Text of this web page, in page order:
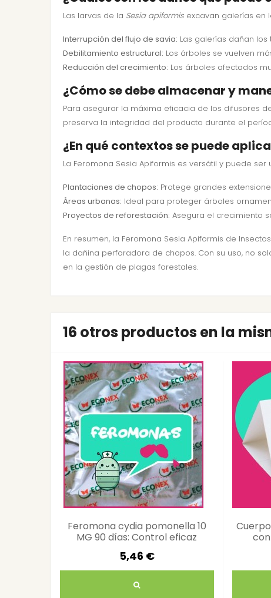
Las larvas de la Sesia apiformisexcavan galerías en
Interrupción del flujo de savia: Las galerías dañan
Debilitamiento estructural: Los árboles se vuelven
Reducción del crecimiento: Los árboles afectados
¿Cómo se debe almacenar y
Para asegurar la máxima eficacia de los difusores
preserva la integridad del producto durante el
¿En qué contextos se puede
La Feromona Sesia Apiformis es versátil y puede
Plantaciones de chopos: Protege grandes
Áreas urbanas: Ideal para proteger árboles
Proyectos de reforestación: Asegura el crecimiento
En resumen, la Feromona Sesia Apiformis de
la dañina perforadora de chopos. Con su uso, no
en la gestión de plagas forestales.
16 otros productos en la
Feromona cydia pomonella 10
MG 90 días: Control eficaz
5,46 €